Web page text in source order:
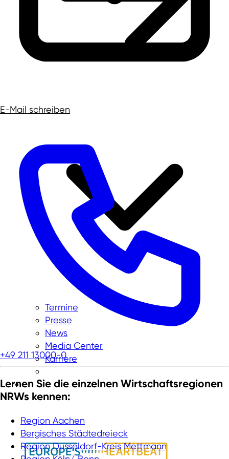
Termine
Presse
News
Media Center
Karriere
E-Mail schreiben
+49 211 13000-0
Lernen Sie die einzelnen Wirtschaftsregionen
NRWs kennen:
Region Aachen
Bergisches Städtedreieck
Region Dusseldorf-Kreis Mettmann